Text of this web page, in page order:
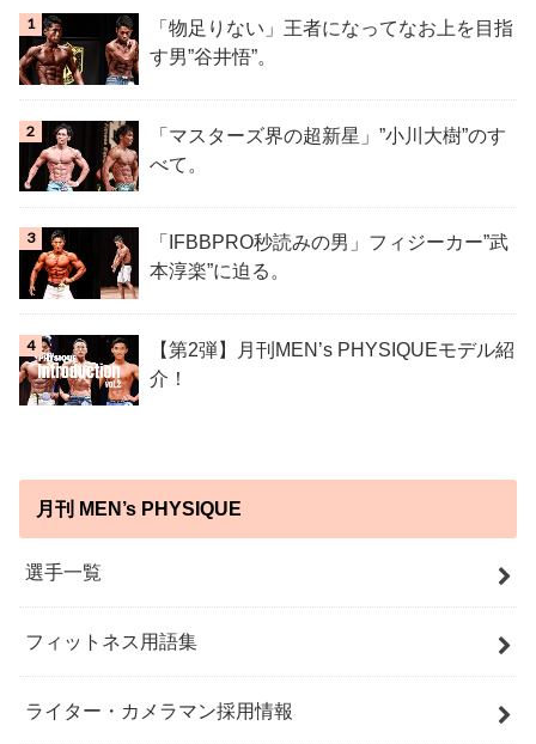
「物足りない」王者になってなお上を目指
す男”谷井悟”。
「マスターズ界の超新星」”小川大樹”のす
べて。
「IFBBPRO秒読みの男」フィジーカー”武
本淳楽”に迫る。
【第2弾】月刊MEN’s PHYSIQUEモデル紹
介！
月刊 MEN’s PHYSIQUE
選手一覧
フィットネス用語集
ライター・カメラマン採用情報